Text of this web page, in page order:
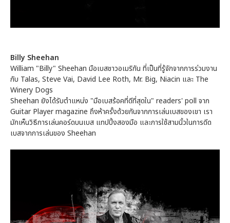
Billy Sheehan
William "Billy" Sheehan มือเบสชาวอเมริกัน ที่เป็นที่รู้จักจากการร่วมงาน
กับ Talas, Steve Vai, David Lee Roth, Mr. Big, Niacin และ The
Winery Dogs
Sheehan ยังได้รับตำแหน่ง "มือเบสร้อคที่ดีที่สุดใน" readers' poll จาก
Guitar Player magazine ถึงห้าครั้งด้วยกันจากการเล่นเบสของเขา เรา
มักเห็นวิธีการเล่นคอร์ดบนเบส แทปปิ้งสองมือ และการใช้สามนิ้วในการดีด
เบสจากการเล่นของ Sheehan